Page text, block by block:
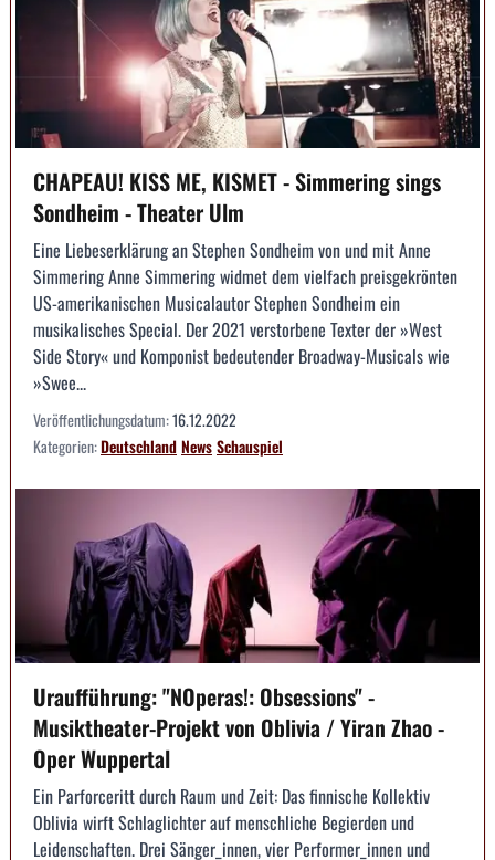
CHAPEAU! KISS ME, KISMET - Simmering sings
Sondheim - Theater Ulm
Eine Liebeserklärung an Stephen Sondheim von und mit Anne
Simmering Anne Simmering widmet dem vielfach preisgekrönten
US-amerikanischen Musicalautor Stephen Sondheim ein
musikalisches Special. Der 2021 verstorbene Texter der »West
Side Story« und Komponist bedeutender Broadway-Musicals wie
»Swee...
Veröffentlichungsdatum:16.12.2022
Kategorien:DeutschlandNewsSchauspiel
Uraufführung: "NOperas!: Obsessions" -
Musiktheater-Projekt von Oblivia / Yiran Zhao -
Oper Wuppertal
Ein Parforceritt durch Raum und Zeit: Das finnische Kollektiv
Oblivia wirft Schlaglichter auf menschliche Begierden und
Leidenschaften. Drei Sänger_innen, vier Performer_innen und